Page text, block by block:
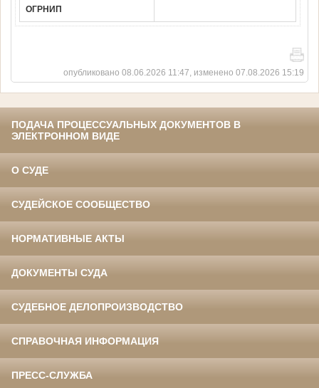
ОГРНИП
опубликовано 08.06.2026 11:47, изменено 07.08.2026 15:19
ПОДАЧА ПРОЦЕССУАЛЬНЫХ ДОКУМЕНТОВ В
ЭЛЕКТРОННОМ ВИДЕ
О СУДЕ
СУДЕЙСКОЕ СООБЩЕСТВО
НОРМАТИВНЫЕ АКТЫ
ДОКУМЕНТЫ СУДА
СУДЕБНОЕ ДЕЛОПРОИЗВОДСТВО
СПРАВОЧНАЯ ИНФОРМАЦИЯ
ПРЕСС-СЛУЖБА